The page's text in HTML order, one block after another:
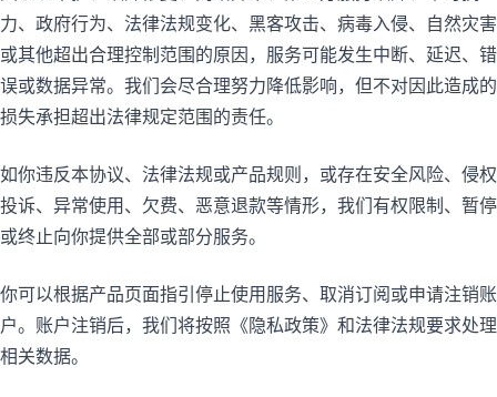
力、政府行为、法律法规变化、黑客攻击、病毒入侵、自然灾害
或其他超出合理控制范围的原因，服务可能发生中断、延迟、错
误或数据异常。我们会尽合理努力降低影响，但不对因此造成的
损失承担超出法律规定范围的责任。
如你违反本协议、法律法规或产品规则，或存在安全风险、侵权
投诉、异常使用、欠费、恶意退款等情形，我们有权限制、暂停
或终止向你提供全部或部分服务。
你可以根据产品页面指引停止使用服务、取消订阅或申请注销账
户。账户注销后，我们将按照《隐私政策》和法律法规要求处理
相关数据。